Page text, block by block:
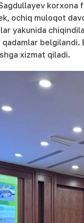
ochiq muloqot
yakunida
xizmat qiladi.